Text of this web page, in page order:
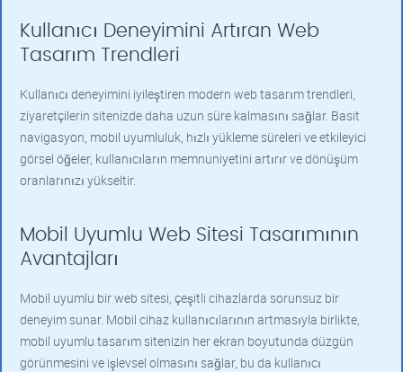
Kullanıcı Deneyimini Artıran Web
Tasarım Trendleri
Kullanıcı deneyimini iyileştiren modern web tasarım trendleri,
ziyaretçilerin sitenizde daha uzun süre kalmasını sağlar. Basit
navigasyon, mobil uyumluluk, hızlı yükleme süreleri ve etkileyici
görsel öğeler, kullanıcıların memnuniyetini artırır ve dönüşüm
oranlarınızı yükseltir.
Mobil Uyumlu Web Sitesi Tasarımının
Avantajları
Mobil uyumlu bir web sitesi, çeşitli cihazlarda sorunsuz bir
deneyim sunar. Mobil cihaz kullanıcılarının artmasıyla birlikte,
mobil uyumlu tasarım sitenizin her ekran boyutunda düzgün
görünmesini ve işlevsel olmasını sağlar, bu da kullanıcı